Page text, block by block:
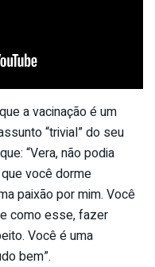
a vacinação é um
“trivial” do seu
“Vera, não podia
você dorme
paixão por mim. Você
como esse, fazer
Você é uma
bem”.